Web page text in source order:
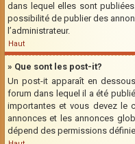
dans lequel elles sont
possibilité de publier des
l’administrateur.
Haut
» Que sont les post-it?
Un post-it apparaît en
forum dans lequel il a été
importantes et vous devez le
annonces et les annonces
dépend des permissions